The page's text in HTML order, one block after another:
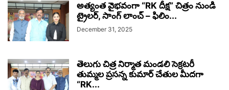
అత్యంత వైభవంగా “RK దీక్ష” చిత్రం నుండి
ట్రైలర్, సాంగ్ లాంచ్ – ఫిలిం...
December 31, 2025
తెలుగు చిత్ర నిర్మాత మండలి సెక్రటరీ
తుమ్మల ప్రసన్న కుమార్ చేతుల మీదగా
“RK...